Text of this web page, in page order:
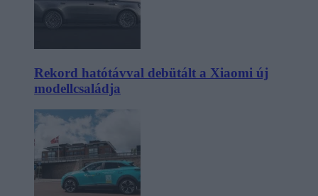
Rekord hatótávval debütált a Xiaomi új
modellcsaládja